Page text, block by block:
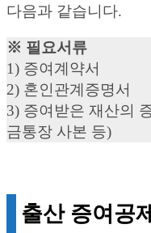
다음과 같습니다.
※ 필요서류
1) 증여계약서
2) 혼인관계증명서
3) 증여받은 재산의
금통장 사본 등)
출산 증여공제